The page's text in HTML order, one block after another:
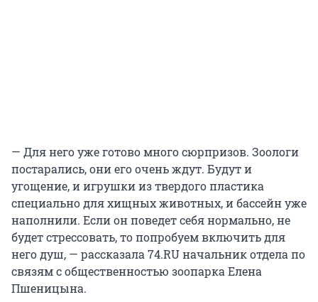
— Для него уже готово много сюрпризов. Зоологи
постарались, они его очень ждут. Будут и
угощение, и игрушки из твердого пластика
специально для хищных животных, и бассейн уже
наполнили. Если он поведет себя нормально, не
будет стрессовать, то попробуем включить для
него душ, — рассказала 74.RU начальник отдела по
связям с общественностью зоопарка Елена
Пшеницына.